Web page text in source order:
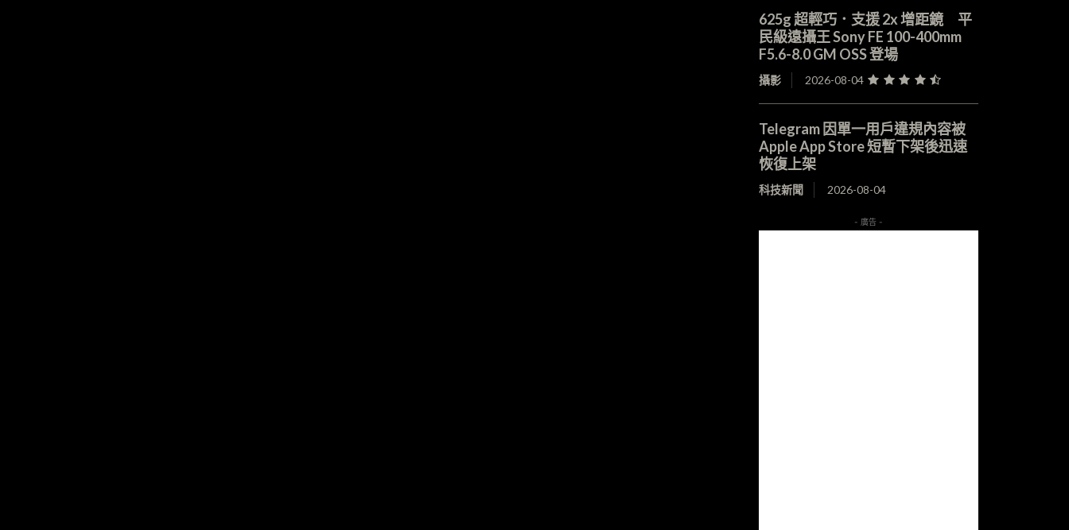
625g 超輕巧．支援 2x 增距鏡 平
民級遠攝王 Sony FE 100-400mm
F5.6-8.0 GM OSS 登場
攝影 2026-08-04
Telegram 因單一用戶違規內容被
Apple App Store 短暫下架後迅速
恢復上架
科技新聞 2026-08-04
- 廣告 -